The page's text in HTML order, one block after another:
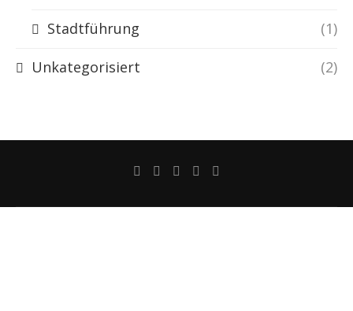
Stadtführung (1)
Unkategorisiert (2)